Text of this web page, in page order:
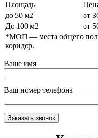
Площадь
до 50 м2
от
До 100 м2
от
*МОП — места общего
коридор.
Ваше имя
Ваш номер телефона